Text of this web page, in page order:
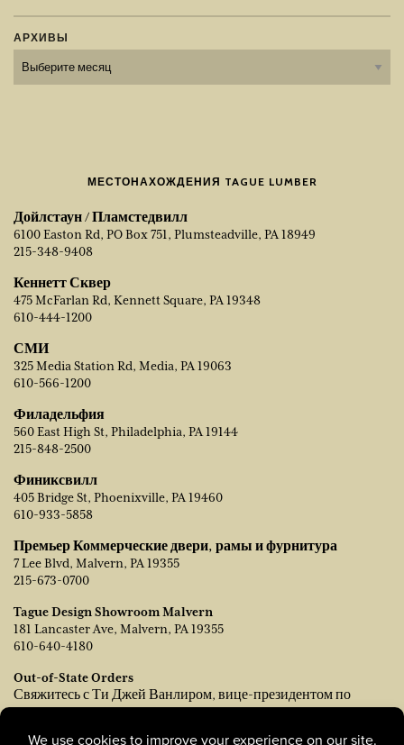
АРХИВЫ
Архивы
МЕСТОНАХОЖДЕНИЯ TAGUE LUMBER
Дойлстаун / Пламстедвилл
6100 Easton Rd, PO Box 751, Plumsteadville, PA 18949
215-348-9408
Кеннетт Сквер
475 McFarlan Rd, Kennett Square, PA 19348
610-444-1200
СМИ
325 Media Station Rd, Media, PA 19063
610-566-1200
Филадельфия
560 East High St, Philadelphia, PA 19144
215-848-2500
Финиксвилл
405 Bridge St, Phoenixville, PA 19460
610-933-5858
Премьер Коммерческие двери, рамы и фурнитура
7 Lee Blvd, Malvern, PA 19355
215-673-0700
Tague Design Showroom Malvern
181 Lancaster Ave, Malvern, PA 19355
610-640-4180
Out-of-State Orders
Свяжитесь с Ти Джей Ванлиром, вице-президентом по
продажам: